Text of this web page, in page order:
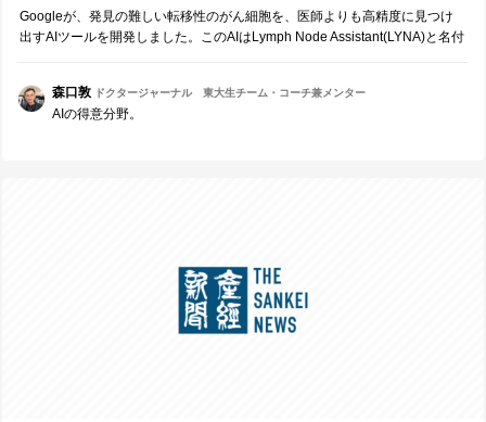
Googleが、発見の難しい転移性のがん細胞を、医師よりも高精度に見つけ
出すAIツールを開発しました。このAIはLymph Node Assistant(LYNA)と名付
森口敦
ドクタージャーナル 東大生チーム・コーチ兼メンター
AIの得意分野。